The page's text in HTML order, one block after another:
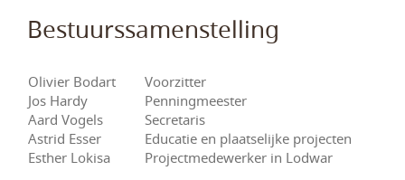
Bestuurssamenstelling
Olivier Bodart
Voorzitter
Jos Hardy
Penningmeester
Aard Vogels
Secretaris
Astrid Esser
Educatie en plaatselijke projecten
Esther Lokisa
Projectmedewerker in Lodwar